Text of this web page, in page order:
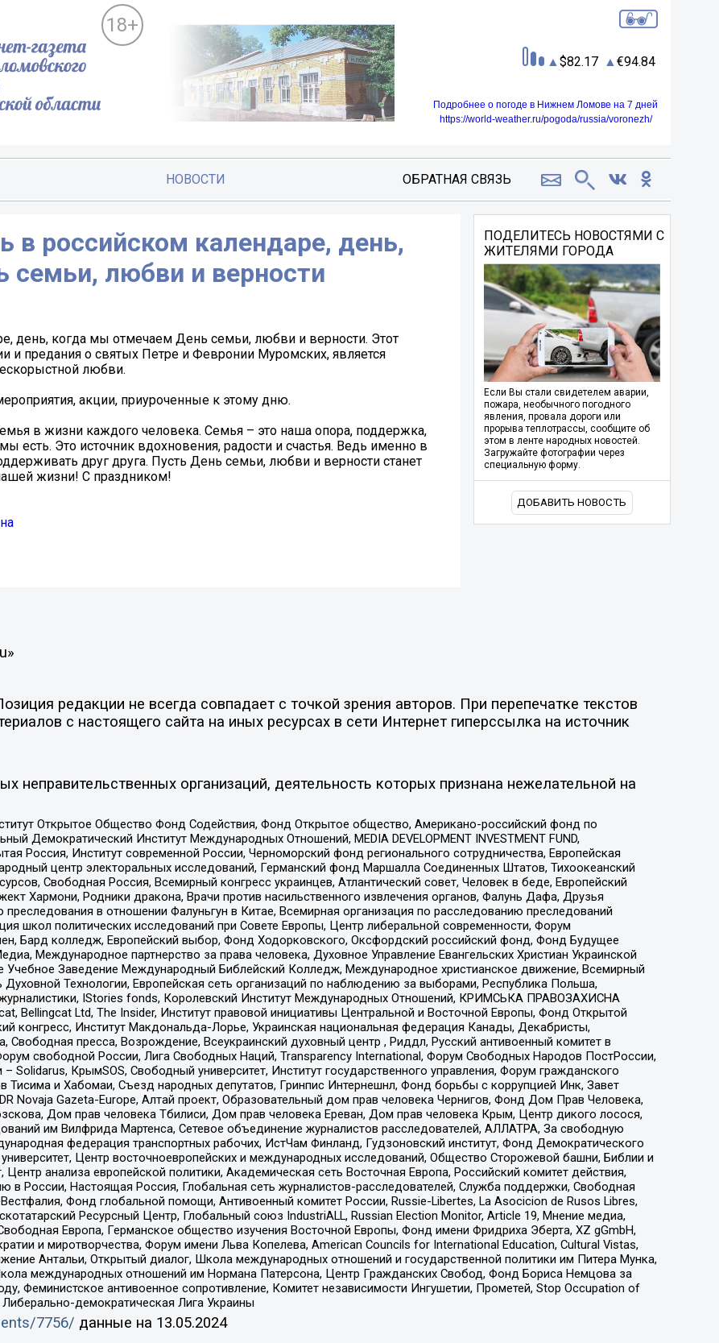
18+
82.17 94.84
Подробнее о погоде в Нижнем Ломове на 7 дней
https://world-weather.ru/pogoda/russia/voronezh/
НОВОСТИ ОБРАТНАЯ СВЯЗЬ
в российском календаре, день,
любви и верности
день, когда мы отмечаем День семьи, любви и верности. Этот
и предания о святых Петре и Февронии Муромских, является
любви.
акции, приуроченные к этому дню.
в жизни каждого человека. Семья – это наша опора, поддержка,
есть. Это источник вдохновения, радости и счастья. Ведь именно в
друг друга. Пусть День семьи, любви и верности станет
жизни! С праздником!
ПОДЕЛИТЕСЬ НОВОСТЯМИ С
ЖИТЕЛЯМИ ГОРОДА
Если Вы стали свидетелем аварии,
пожара, необычного погодного
явления, провала дороги или
прорыва теплотрассы, сообщите об
этом в ленте народных новостей.
Загружайте фотографии через
специальную форму.
ДОБАВИТЬ НОВОСТЬ
редакции не всегда совпадает с точкой зрения авторов. При перепечатке текстов
с настоящего сайта на иных ресурсах в сети Интернет гиперссылка на источник
неправительственных организаций, деятельность которых признана нежелательной на
Открытое Общество Фонд Содействия, Фонд Открытое общество, Американо-российский фонд по
Демократический Институт Международных Отношений, MEDIA DEVELOPMENT INVESTMENT FUND,
Россия, Институт современной России, Черноморский фонд регионального сотрудничества, Европейская
центр электоральных исследований, Германский фонд Маршалла Соединенных Штатов, Тихоокеанский
Свободная Россия, Всемирный конгресс украинцев, Атлантический совет, Человек в беде, Европейский
Хармони, Родники дракона, Врачи против насильственного извлечения органов, Фалунь Дафа, Друзья
в отношении Фалуньгун в Китае, Всемирная организация по расследованию преследований
школ политических исследований при Совете Европы, Центр либеральной современности, Форум
Бард колледж, Европейский выбор, Фонд Ходорковского, Оксфордский российский фонд, Фонд Будущее
Международное партнерство за права человека, Духовное Управление Евангельских Христиан Украинской
Учебное Заведение Международный Библейский Колледж, Международное христианское движение, Всемирный
Духовной Технологии, Европейская сеть организаций по наблюдению за выборами, Республика Польша,
IStories fonds, Королевский Институт Международных Отношений, КРИМСЬКА ПРАВОЗАХИСНА
Bellingcat Ltd, The Insider, Институт правовой инициативы Центральной и Восточной Европы, Фонд Открытой
конгресс, Институт Макдональда-Лорье, Украинская национальная федерация Канады, Декабристы,
пресса, Возрождение, Всеукраинский духовный центр , Риддл, Русский антивоенный комитет в
свободной России, Лига Свободных Наций, Transparеncy International, Форум Свободных Народов ПостРоссии,
КрымSOS, Свободный университет, Институт государственного управления, Форум гражданского
Тисима и Хабомаи, Съезд народных депутатов, Гринпис Интернешнл, Фонд борьбы с коррупцией Инк, Завет
Novaja Gazeta-Europe, Алтай проект, Образовательный дом прав человека Чернигов, Фонд Дом Прав Человека,
Дом прав человека Тбилиси, Дом прав человека Ереван, Дом прав человека Крым, Центр дикого лосося,
им Вилфрида Мартенса, Сетевое объединение журналистов расследователей, АЛЛАТРА, За свободную
федерация транспортных рабочих, ИстЧам Финланд, Гудзоновский институт, Фонд Демократического
Центр восточноевропейских и международных исследований, Общество Сторожевой башни, Библии и
анализа европейской политики, Академическая сеть Восточная Европа, Российский комитет действия,
России, Настоящая Россия, Глобальная сеть журналистов-расследователей, Служба поддержки, Свободная
Фонд глобальной помощи, Антивоенный комитет России, Russie-Libertes, La Asocicion de Rusos Libres,
Ресурсный Центр, Глобальный союз IndustriALL, Russian Election Monitor, Article 19, Мнение медиа,
Европа, Германское общество изучения Восточной Европы, Фонд имени Фридриха Эберта, XZ gGmbH,
и миротворчества, Форум имени Льва Копелева, American Councils for International Education, Cultural Vistas,
Антальи, Открытый диалог, Школа международных отношений и государственной политики им Питера Мунка,
международных отношений им Нормана Патерсона, Центр Гражданских Свобод, Фонд Бориса Немцова за
Феминистское антивоенное сопротивление, Комитет независимости Ингушетии, Прометей, Stop Occupation of
демократическая Лига Украины
7756/ данные на 13.05.2024